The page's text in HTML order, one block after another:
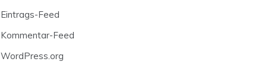
Eintrags-Feed
Kommentar-Feed
WordPress.org